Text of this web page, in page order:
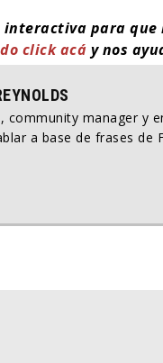
para que
click acá y nos
community manager y
a base de frases de